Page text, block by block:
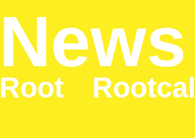
News
Root